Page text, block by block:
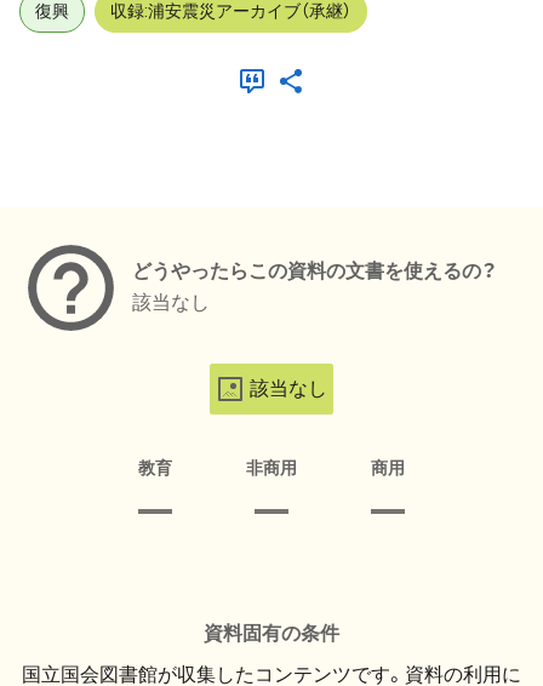
復興 収録:浦安震災アーカイブ（承継）
どうやったらこの資料の文書を使えるの？
該当なし
該当なし
教育 非商用 商用
資料固有の条件
国立国会図書館が収集したコンテンツです。資料の利用に